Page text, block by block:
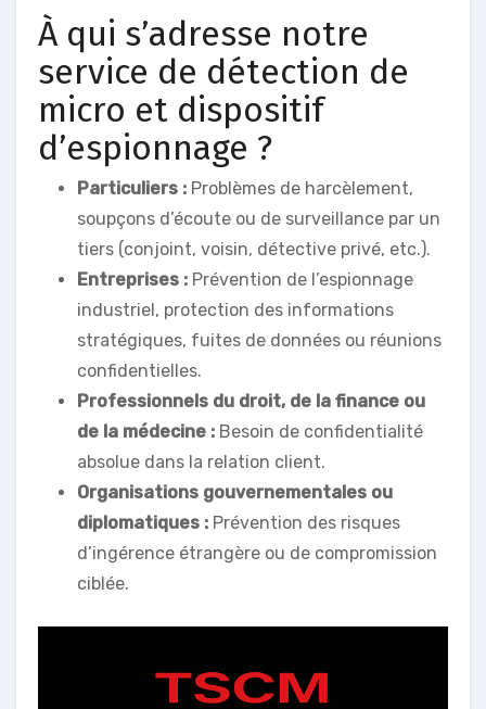
À qui s’adresse notre
service de détection de
micro et dispositif
d’espionnage ?
Particuliers : Problèmes de harcèlement,
soupçons d’écoute ou de surveillance par un
tiers (conjoint, voisin, détective privé, etc.).
Entreprises : Prévention de l’espionnage
industriel, protection des informations
stratégiques, fuites de données ou réunions
confidentielles.
Professionnels du droit, de la finance ou
de la médecine : Besoin de confidentialité
absolue dans la relation client.
Organisations gouvernementales ou
diplomatiques : Prévention des risques
d’ingérence étrangère ou de compromission
ciblée.